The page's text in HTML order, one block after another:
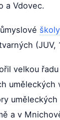
a Vdovec.
školy
(JUV,
velkou
a v